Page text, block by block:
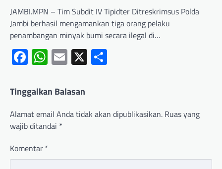
JAMBI.MPN – Tim Subdit IV Tipidter Ditreskrimsus Polda
Jambi berhasil mengamankan tiga orang pelaku
penambangan minyak bumi secara ilegal di…
Facebook
WhatsApp
Email
X
Tinggalkan Balasan
Alamat email Anda tidak akan dipublikasikan. Ruas yang
wajib ditandai *
Komentar *